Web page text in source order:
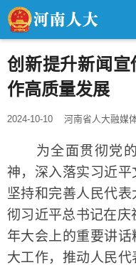
创新提升新闻
作高质量发展
2024-10-10 河南省人大融媒
为全面贯彻党的
神，深入落实习近
坚持和完善人民代
彻习近平总书记在庆
年大会上的重要讲
大工作，推动人民